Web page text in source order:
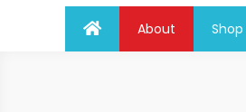
About Shop